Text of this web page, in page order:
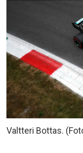
Valtteri Bottas.